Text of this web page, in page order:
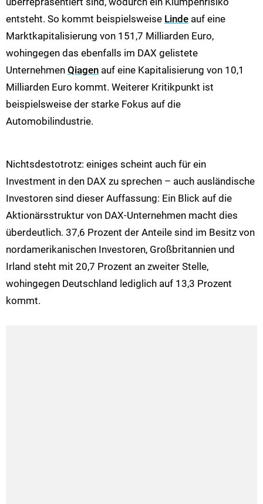
entsteht. So kommt beispielsweise Linde auf eine
Marktkapitalisierung von 151,7 Milliarden Euro,
wohingegen das ebenfalls im DAX gelistete
Unternehmen Qiagen auf eine Kapitalisierung von 10,1
Milliarden Euro kommt. Weiterer Kritikpunkt ist
beispielsweise der starke Fokus auf die
Automobilindustrie.
Nichtsdestotrotz: einiges scheint auch für ein
Investment in den DAX zu sprechen – auch ausländische
Investoren sind dieser Auffassung: Ein Blick auf die
Aktionärsstruktur von DAX-Unternehmen macht dies
überdeutlich. 37,6 Prozent der Anteile sind im Besitz von
nordamerikanischen Investoren, Großbritannien und
Irland steht mit 20,7 Prozent an zweiter Stelle,
wohingegen Deutschland lediglich auf 13,3 Prozent
kommt.